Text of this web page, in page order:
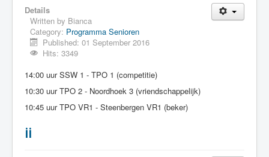
Teams
Foto's
Sponsoring
Details
Written by Bianca
Category: Programma Senioren
Published: 01 September 2016
Hits: 3349
14:00 uur SSW 1 - TPO 1 (competitie)
10:30 uur TPO 2 - Noordhoek 3 (vriendschappelijk)
10:45 uur TPO VR1 - Steenbergen VR1 (beker)
ii